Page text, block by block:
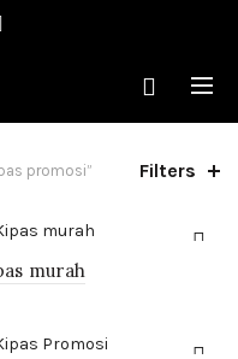
promosi” Filters
murah